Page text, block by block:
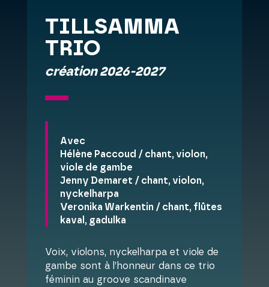
TILLSAMMA
TRIO
création 2026-2027
Avec
Hélène Paccoud / chant, violon,
viole de gambe
Jenny Demaret / chant, violon,
nyckelharpa
Veronika Warkentin / chant, flûtes
kaval, gadulka
Voix, violons, nyckelharpa et viole de
gambe sont à l’honneur dans ce trio
féminin au groove scandinave